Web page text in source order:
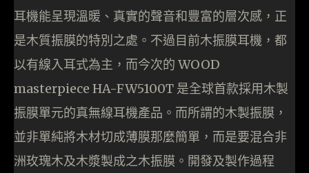
耳機能呈現溫暖、真實的聲音和豐富的層次感，正
是木質振膜的特別之處。不過目前木振膜耳機，都
以有線入耳式為主，而今次的 WOOD
masterpiece HA-FW5100T 是全球首款採用木製
振膜單元的真無線耳機產品。而所謂的木製振膜，
並非單純將木材切成薄膜那麼簡單，而是要混合非
洲玫瑰木及木漿製成之木振膜。開發及製作過程